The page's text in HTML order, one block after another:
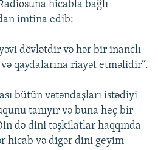
hicabla bağlı
imtina edib:
dövlətdir və hər bir inanclı
qaydalarına riayət etməlidir”.
bütün vətəndaşları istədiyi
tanıyır və buna heç bir
də dini təşkilatlar haqqında
hicab və digər dini geyim